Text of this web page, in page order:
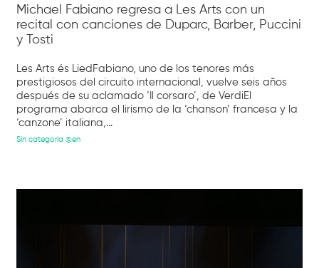
Michael Fabiano regresa a Les Arts con un
recital con canciones de Duparc, Barber, Puccini
y Tosti
Les Arts és LiedFabiano, uno de los tenores más
prestigiosos del circuito internacional, vuelve seis años
después de su aclamado ‘Il corsaro’, de VerdiEl
programa abarca el lirismo de la ‘chanson’ francesa y la
‘canzone’ italiana,...
Sin categoría @en